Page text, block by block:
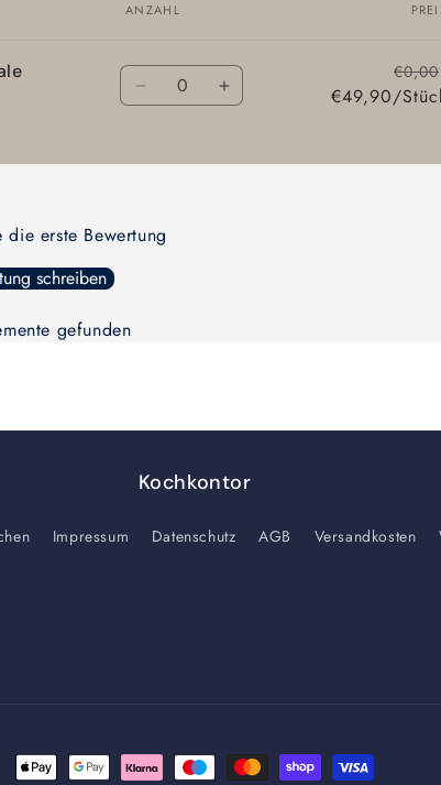
ANZAHL
Anzahl
Verringere
für
Erhöhe
für
€0,00
€49,90/
die erste Bewertung
schreiben
gefunden
Kochkontor
Impressum Datenschutz AGB Versandkosten
Zahlungsmethoden